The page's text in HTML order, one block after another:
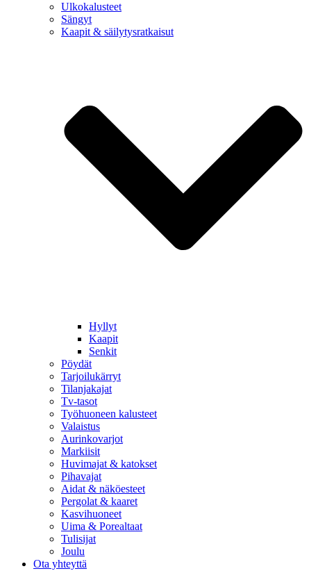
Ulkokalusteet
Sängyt
Kaapit & säilytysratkaisut
Hyllyt
Kaapit
Senkit
Pöydät
Tarjoilukärryt
Tilanjakajat
Tv-tasot
Työhuoneen kalusteet
Valaistus
Aurinkovarjot
Markiisit
Huvimajat & katokset
Pihavajat
Aidat & näköesteet
Pergolat & kaaret
Kasvihuoneet
Uima & Porealtaat
Tulisijat
Joulu
Ota yhteyttä